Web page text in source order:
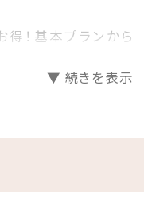
！基本プランから
期割90プランです！
＝＝＝＝
▼ 続きを表示